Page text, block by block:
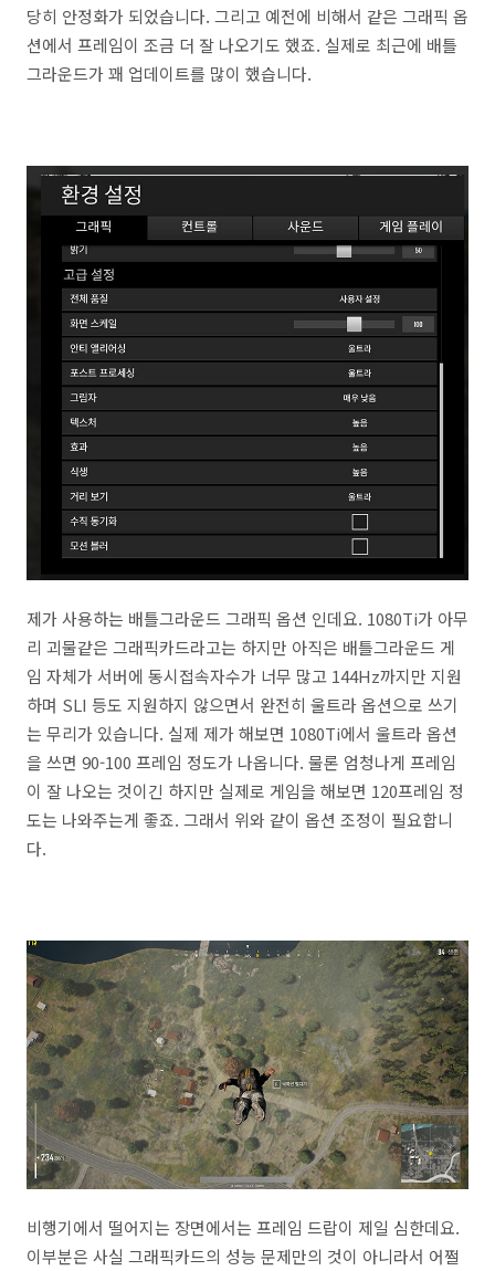
당히 안정화가 되었습니다. 그리고 예전에 비해서 같은 그래픽 옵
션에서 프레임이 조금 더 잘 나오기도 했죠. 실제로 최근에 배틀
그라운드가 꽤 업데이트를 많이 했습니다.
제가 사용하는 배틀그라운드 그래픽 옵션 인데요. 1080Ti가 아무
리 괴물같은 그래픽카드라고는 하지만 아직은 배틀그라운드 게
임 자체가 서버에 동시접속자수가 너무 많고 144Hz까지만 지원
하며 SLI 등도 지원하지 않으면서 완전히 울트라 옵션으로 쓰기
는 무리가 있습니다. 실제 제가 해보면 1080Ti에서 울트라 옵션
을 쓰면 90-100 프레임 정도가 나옵니다. 물론 엄청나게 프레임
이 잘 나오는 것이긴 하지만 실제로 게임을 해보면 120프레임 정
도는 나와주는게 좋죠. 그래서 위와 같이 옵션 조정이 필요합니
다.
비행기에서 떨어지는 장면에서는 프레임 드랍이 제일 심한데요.
이부분은 사실 그래픽카드의 성능 문제만의 것이 아니라서 어쩔